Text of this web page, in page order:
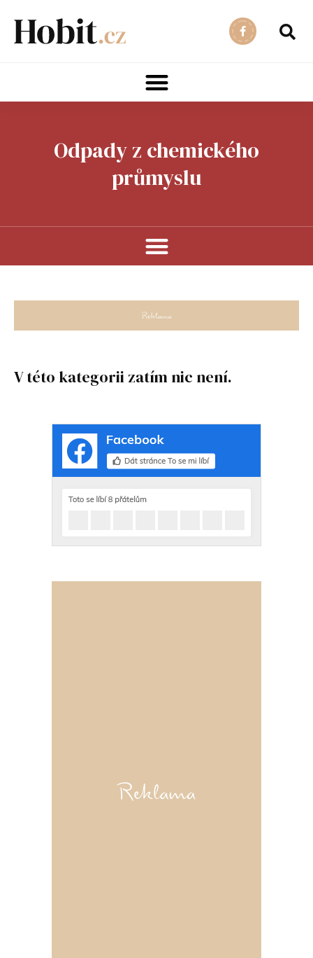
Odpady z chemického
průmyslu
V této kategorii zatím nic není.